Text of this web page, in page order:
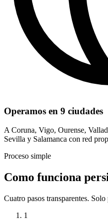
Operamos en 9 ciudades
A Coruna, Vigo, Ourense,
Sevilla y Salamanca con red
Proceso simple
Como funciona
Cuatro pasos transparentes.
1